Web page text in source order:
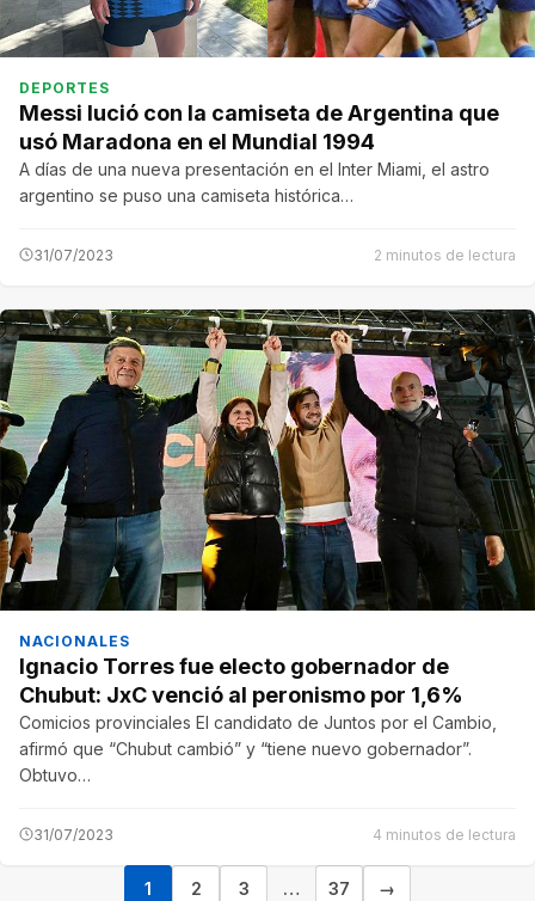
DEPORTES
Messi lució con la camiseta de Argentina que
usó Maradona en el Mundial 1994
A días de una nueva presentación en el Inter Miami, el astro
argentino se puso una camiseta histórica…
31/07/2023 2 minutos de lectura
NACIONALES
Ignacio Torres fue electo gobernador de
Chubut: JxC venció al peronismo por 1,6%
Comicios provinciales El candidato de Juntos por el Cambio,
afirmó que “Chubut cambió” y “tiene nuevo gobernador”.
Obtuvo…
31/07/2023 4 minutos de lectura
1 2 3 … 37 →